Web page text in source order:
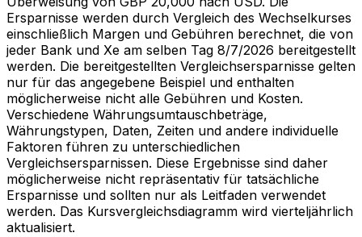
Ersparnisse werden durch Vergleich des Wechselkurses
einschließlich Margen und Gebühren berechnet, die von
jeder Bank und Xe am selben Tag 8/7/2026 bereitgestellt
werden. Die bereitgestellten Vergleichsersparnisse gelten
nur für das angegebene Beispiel und enthalten
möglicherweise nicht alle Gebühren und Kosten.
Verschiedene Währungsumtauschbeträge,
Währungstypen, Daten, Zeiten und andere individuelle
Faktoren führen zu unterschiedlichen
Vergleichsersparnissen. Diese Ergebnisse sind daher
möglicherweise nicht repräsentativ für tatsächliche
Ersparnisse und sollten nur als Leitfaden verwendet
werden. Das Kursvergleichsdiagramm wird vierteljährlich
aktualisiert.